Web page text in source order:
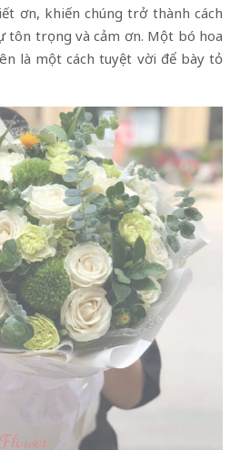
ơn, khiến chúng trở thành cách
tôn trọng và cảm ơn. Một bó hoa
là một cách tuyệt vời để bày tỏ